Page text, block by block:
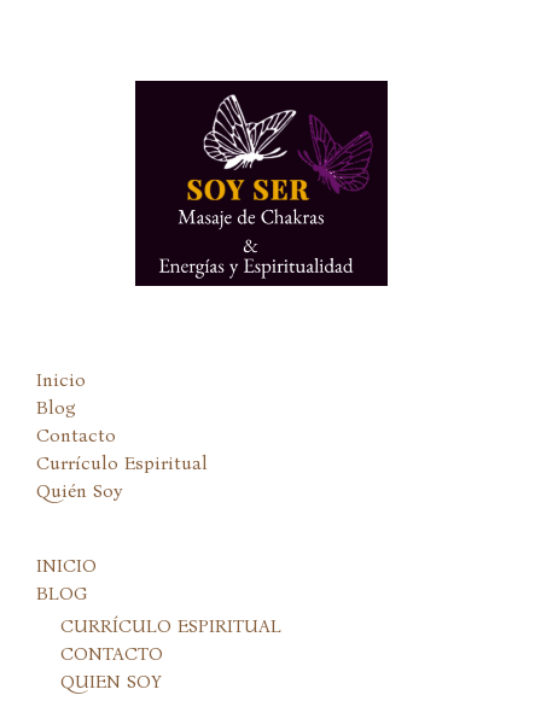
Inicio
Blog
Contacto
Currículo Espiritual
Quién Soy
INICIO
BLOG
CURRÍCULO ESPIRITUAL
CONTACTO
QUIEN SOY